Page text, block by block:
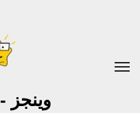
وينجز - wingiz.com